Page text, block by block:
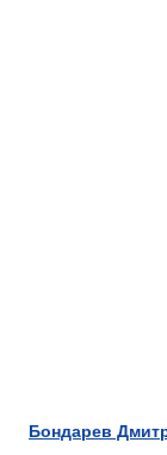
Бондарев